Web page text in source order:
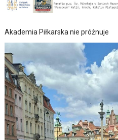
Akademia Piłkarska nie próżnuje